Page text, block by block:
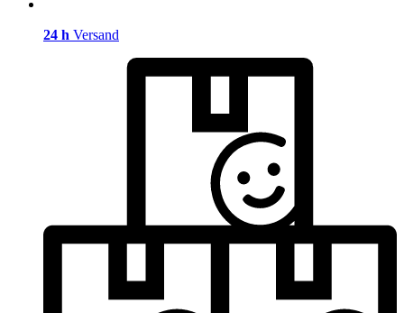
24 h Versand